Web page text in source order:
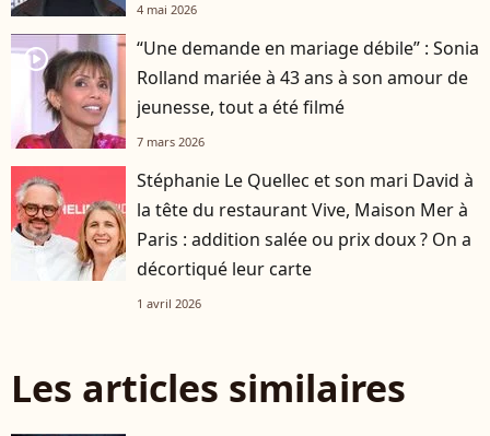
4 mai 2026
player2
“Une demande en mariage débile” : Sonia
Rolland mariée à 43 ans à son amour de
jeunesse, tout a été filmé
7 mars 2026
Stéphanie Le Quellec et son mari David à
la tête du restaurant Vive, Maison Mer à
Paris : addition salée ou prix doux ? On a
décortiqué leur carte
1 avril 2026
Les articles similaires